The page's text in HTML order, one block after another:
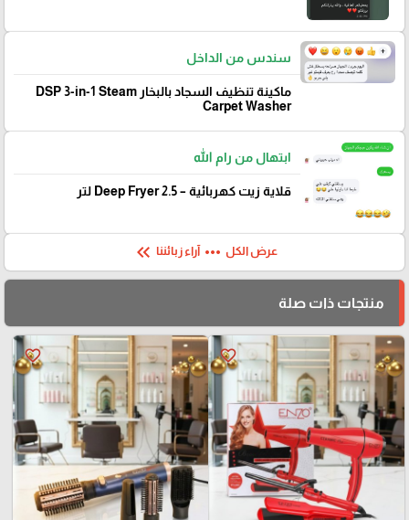
سندس من الداخل
ماكينة تنظيف السجاد بالبخار DSP 3-in-1 Steam
Carpet Washer
ابتهال من رام الله
قلاية زيت كهربائية – Deep Fryer 2.5 لتر
عرض الكل more_horiz آراء زبائننا keyboard_double_arrow_left
منتجات ذات صلة
favorite_border
favorite_border